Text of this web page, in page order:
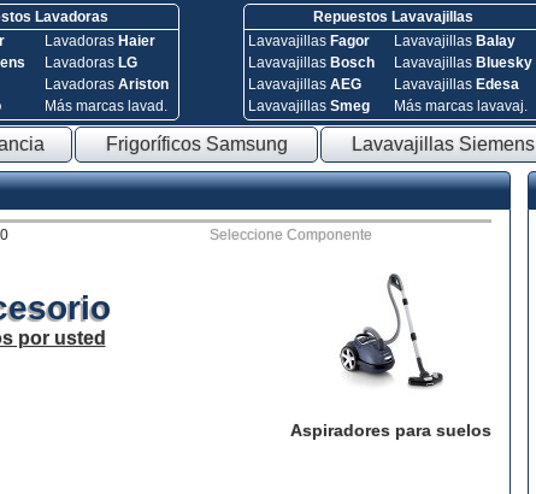
Lavadoras
Lavadoras Haier
Lavadoras LG
Lavadoras Ariston
Más marcas lavad.
Repuestos Lavavajillas
Lavavajillas Fagor
Lavavajillas Bosch
Lavavajillas AEG
Lavavajillas Smeg
Lavavajillas Balay
Lavavajillas Bluesky
Lavavajillas Edesa
Más marcas lavavaj.
Frigoríficos Samsung Lavavajillas Siemens
Seleccione Componente
Aspiradores para suelos
por usted